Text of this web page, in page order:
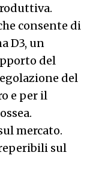
consente di
D3, un
del
del
e per il
mercato.
sul